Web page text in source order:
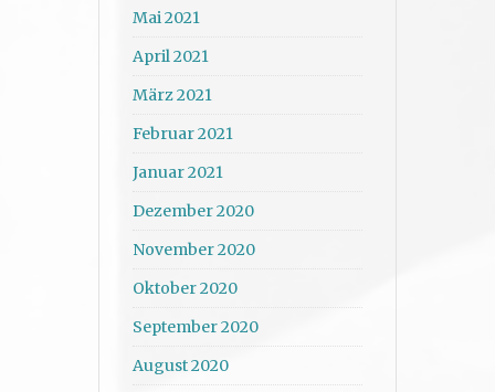
Mai 2021
April 2021
März 2021
Februar 2021
Januar 2021
Dezember 2020
November 2020
Oktober 2020
September 2020
August 2020